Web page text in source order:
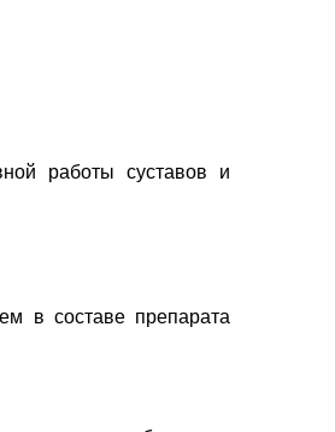
работы суставов и
в составе препарата